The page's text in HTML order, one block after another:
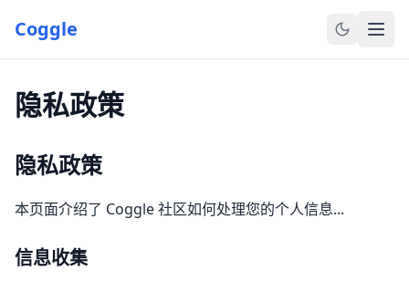
Coggle
竞赛
博客
教程
模型
隐私政策
隐私政策
本页面介绍了 Coggle 社区如何处理您的个人信息...
信息收集